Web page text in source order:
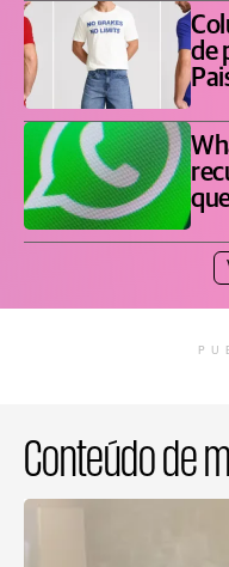
de
Conteúdo de